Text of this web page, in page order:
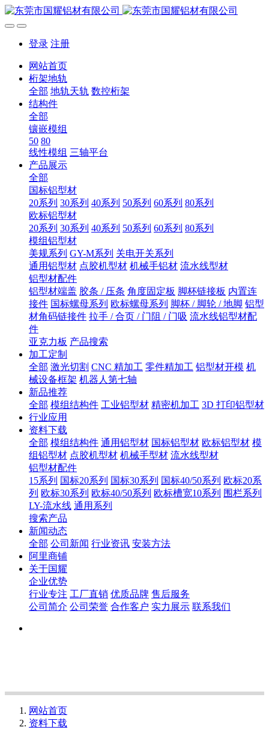
登录 注册
网站首页
桁架地轨
全部 地轨天轨 数控桁架
结构件
全部
镶嵌模组
50 80
线性模组 三轴平台
产品展示
全部
国标铝型材
20系列 30系列 40系列 50系列 60系列 80系列
欧标铝型材
20系列 30系列 40系列 50系列 60系列 80系列
模组铝型材
美规系列 GY-M系列 关电开关系列
通用铝型材 点胶机型材 机械手铝材 流水线型材
铝型材配件
铝型材端盖 胶条 / 压条 角度固定板 脚杯链接板 内置连
接件 国标螺母系列 欧标螺母系列 脚杯 / 脚轮 / 地脚 铝型
材角码链接件 拉手 / 合页 / 门阻 / 门吸 流水线铝型材配
件
亚克力板 产品搜索
加工定制
全部 激光切割 CNC 精加工 零件精加工 铝型材开模 机
械设备框架 机器人第七轴
新品推荐
全部 模组结构件 工业铝型材 精密机加工 3D 打印铝型材
行业应用
资料下载
全部 模组结构件 通用铝型材 国标铝型材 欧标铝型材 模
组铝型材 点胶机型材 机械手型材 流水线型材
铝型材配件
15系列 国标20系列 国标30系列 国标40/50系列 欧标20系
列 欧标30系列 欧标40/50系列 欧标槽宽10系列 围栏系列
LY-流水线 通用系列
搜索产品
新闻动态
全部 公司新闻 行业资讯 安装方法
阿里商铺
关于国耀
企业优势
行业专注 工厂直销 优质品牌 售后服务
公司简介 公司荣誉 合作客户 实力展示 联系我们
网站首页
资料下载